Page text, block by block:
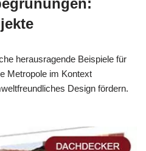
herausragende Beispiele für
Metropole im Kontext
Design fördern.